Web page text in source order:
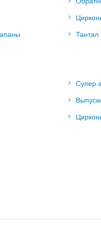
Супер